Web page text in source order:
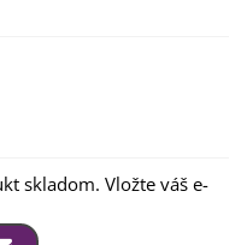
skladom. Vložte váš e-